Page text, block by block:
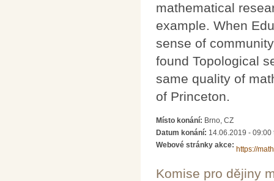
mathematical
example. When
sense of
found Topological
same quality of
of Princeton.
Místo konání: Brno, CZ
Datum konání: 14.06.2019 - 09:00
Webové stránky akce:
https://
Komise pro dějiny